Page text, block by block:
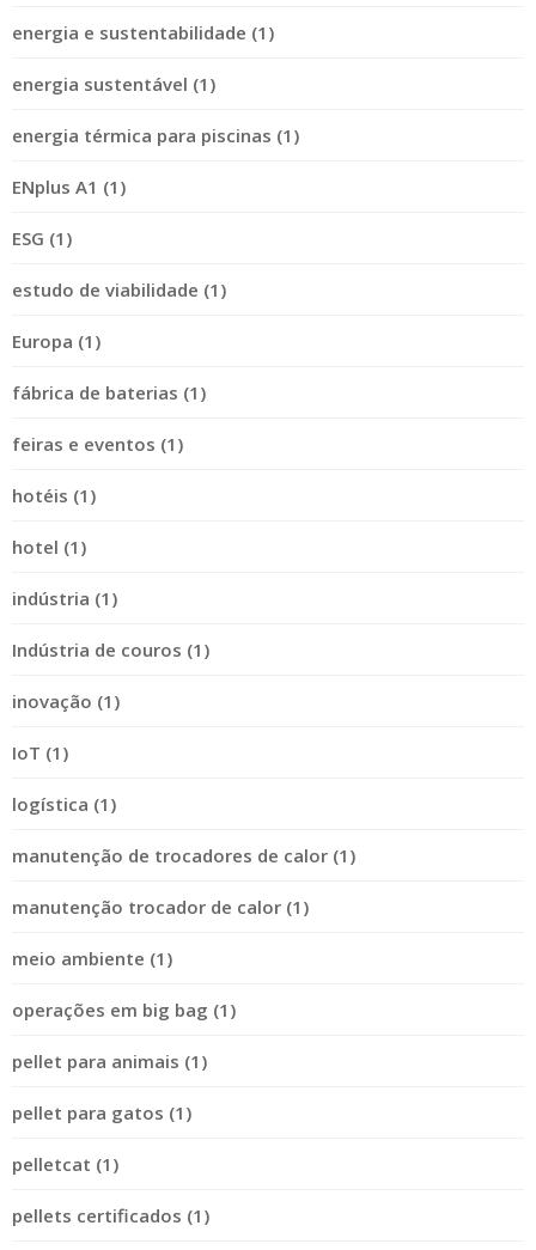
energia e sustentabilidade (1)
energia sustentável (1)
energia térmica para piscinas (1)
ENplus A1 (1)
ESG (1)
estudo de viabilidade (1)
Europa (1)
fábrica de baterias (1)
feiras e eventos (1)
hotéis (1)
hotel (1)
indústria (1)
Indústria de couros (1)
inovação (1)
IoT (1)
logística (1)
manutenção de trocadores de calor (1)
manutenção trocador de calor (1)
meio ambiente (1)
operações em big bag (1)
pellet para animais (1)
pellet para gatos (1)
pelletcat (1)
pellets certificados (1)